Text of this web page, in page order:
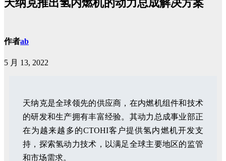
天纳克推出氢内燃机的动力总成解决方案
作者ab
5 月 13, 2022
天纳克是全球领先的供应商，在内燃机组件和技术
的研发和生产拥有丰富经验。其动力总成事业部正
在为越来越多的CTOHI客户提供氢内燃机开发支
持，探索氢动力技术，以满足全球主要地区的监管
和市场需求。